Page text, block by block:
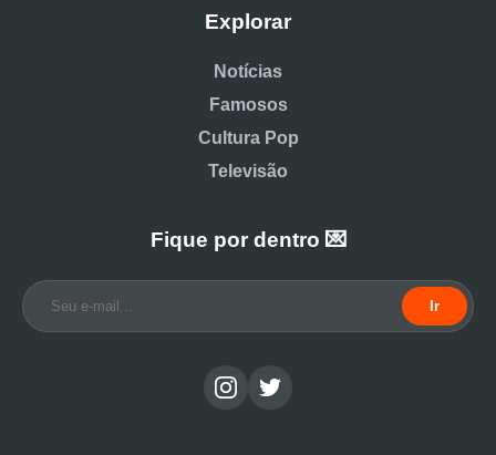
Explorar
Notícias
Famosos
Cultura Pop
Televisão
Fique por dentro 💌
Ir